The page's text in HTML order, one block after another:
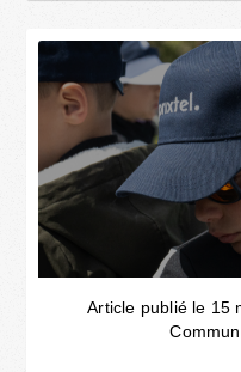
Article publié le 15